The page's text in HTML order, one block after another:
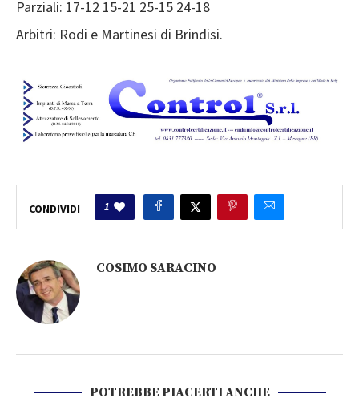
Parziali: 17-12 15-21 25-15 24-18
Arbitri: Rodi e Martinesi di Brindisi.
CONDIVIDI 1
COSIMO SARACINO
POTREBBE PIACERTI ANCHE